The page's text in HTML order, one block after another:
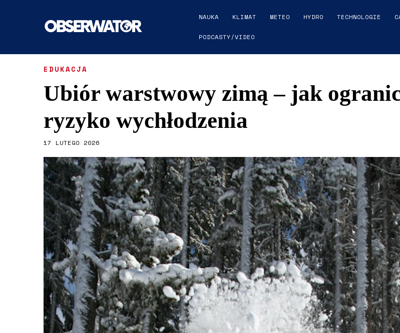
NAUKA KLIMAT METEO HYDRO TECHNOLOGIE
PODCASTY/VIDEO
EDUKACJA
Ubiór warstwowy zimą – jak
ryzyko wychłodzenia
17 LUTEGO 2026